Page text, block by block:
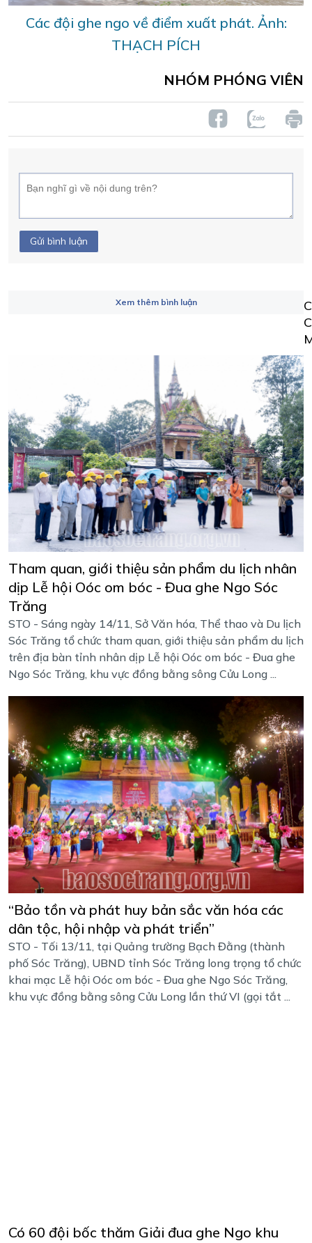
Các đội ghe ngo về điểm xuất phát. Ảnh:
THẠCH PÍCH
NHÓM PHÓNG VIÊN
Gửi bình luận
Xem thêm bình luận
Tham quan, giới thiệu sản phẩm du lịch nhân
dịp Lễ hội Oóc om bóc - Đua ghe Ngo Sóc
Trăng
STO - Sáng ngày 14/11, Sở Văn hóa, Thể thao và Du lịch
Sóc Trăng tổ chức tham quan, giới thiệu sản phẩm du lịch
trên địa bàn tỉnh nhân dịp Lễ hội Oóc om bóc - Đua ghe
Ngo Sóc Trăng, khu vực đồng bằng sông Cửu Long ...
“Bảo tồn và phát huy bản sắc văn hóa các
dân tộc, hội nhập và phát triển”
STO - Tối 13/11, tại Quảng trường Bạch Đằng (thành
phố Sóc Trăng), UBND tỉnh Sóc Trăng long trọng tổ chức
khai mạc Lễ hội Oóc om bóc - Đua ghe Ngo Sóc Trăng,
khu vực đồng bằng sông Cửu Long lần thứ VI (gọi tắt ...
Có 60 đội bốc thăm Giải đua ghe Ngo khu